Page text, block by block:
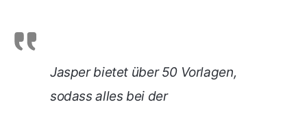
Jasper bietet über 50 Vorlagen,
sodass alles bei der